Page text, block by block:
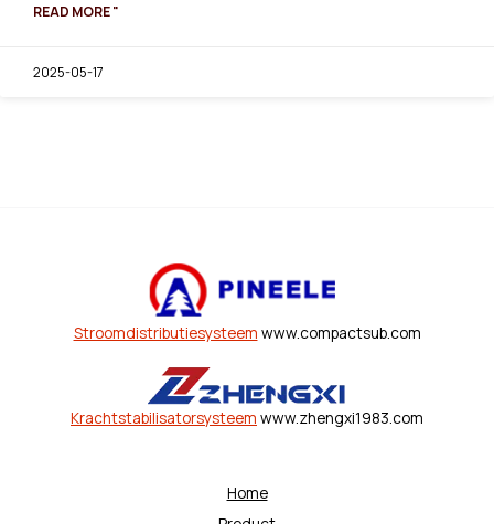
READ MORE "
2025-05-17
Stroomdistributiesysteem www.compactsub.com
Krachtstabilisatorsysteem www.zhengxi1983.com
Home